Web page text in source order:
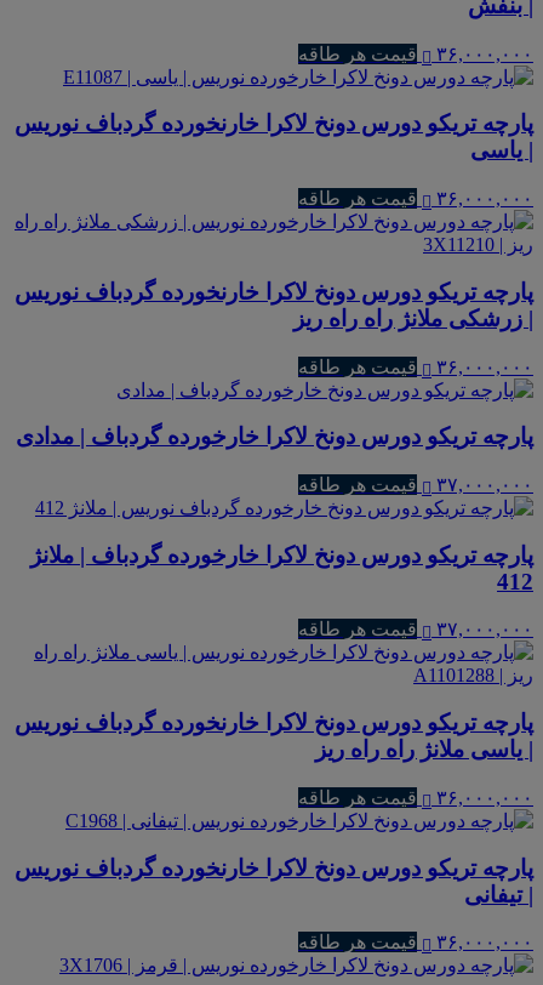
| بنفش
۳۶,۰۰۰,۰۰۰ قیمت هر طاقه
پارچه تریکو دورس دونخ لاکرا خارنخورده گردباف نوریس
| یاسی
۳۶,۰۰۰,۰۰۰ قیمت هر طاقه
پارچه تریکو دورس دونخ لاکرا خارنخورده گردباف نوریس
| زرشکی ملانژ راه راه ریز
۳۶,۰۰۰,۰۰۰ قیمت هر طاقه
پارچه تریکو دورس دونخ لاکرا خارخورده گردباف | مدادی
۳۷,۰۰۰,۰۰۰ قیمت هر طاقه
پارچه تریکو دورس دونخ لاکرا خارخورده گردباف | ملانژ
412
۳۷,۰۰۰,۰۰۰ قیمت هر طاقه
پارچه تریکو دورس دونخ لاکرا خارنخورده گردباف نوریس
| یاسی ملانژ راه راه ریز
۳۶,۰۰۰,۰۰۰ قیمت هر طاقه
پارچه تریکو دورس دونخ لاکرا خارنخورده گردباف نوریس
| تیفانی
۳۶,۰۰۰,۰۰۰ قیمت هر طاقه